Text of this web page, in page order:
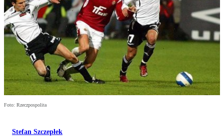
Foto: Rzeczpospolita
Stefan Szczepłek